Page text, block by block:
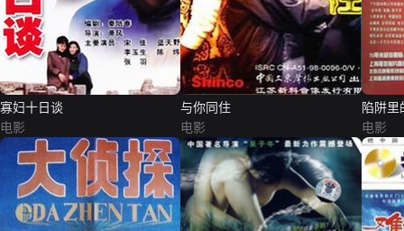
寡妇十日谈
电影
与你同住
电影
陷阱里
电影